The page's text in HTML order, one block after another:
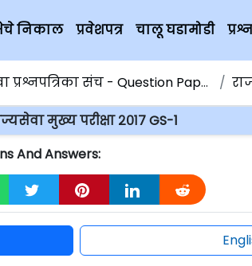
निकाल प्रवेशपत्र चालू घडामोडी
प्रश्नपत्रिका संच - Question Papers
मुख्य परीक्षा २०१७ GS-1
And Answers: